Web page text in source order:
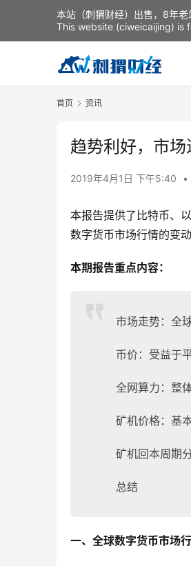
首页 资讯
趋势利好，市
2019年4月1日 下午5:40 •
本报告提供了比特币、
数字货币市场行情的变动
本期报告重点内容：
市场走势：全
币价：受益于
全网算力：整
矿机价格：基
矿机回本周期
总结
一、全球数字货币市场
本站（刺猬财经）出售，8年
This website (ciweicaijing) is